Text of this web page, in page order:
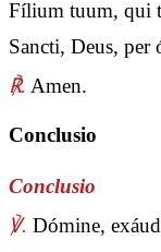
Fílium tuum, qui
Sancti, Deus,
℟. Amen.
Conclusio
Conclusio
℣. Dómine,